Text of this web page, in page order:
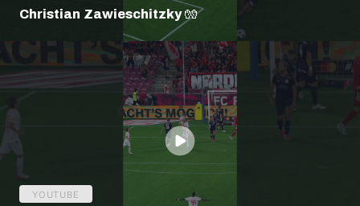
Christian Zawieschitzky 🧤
YOUTUBE